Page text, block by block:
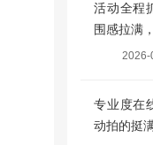
活动全程
围感拉满
2026-
专业度在
动拍的挺